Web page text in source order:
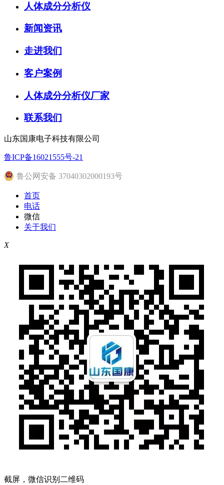
人体成分分析仪
新闻资讯
走进我们
客户案例
人体成分分析仪厂家
联系我们
山东国康电子科技有限公司
鲁ICP备16021555号-21
鲁公网安备 37040302000193号
首页
电话
微信
关于我们
X
截屏，微信识别二维码